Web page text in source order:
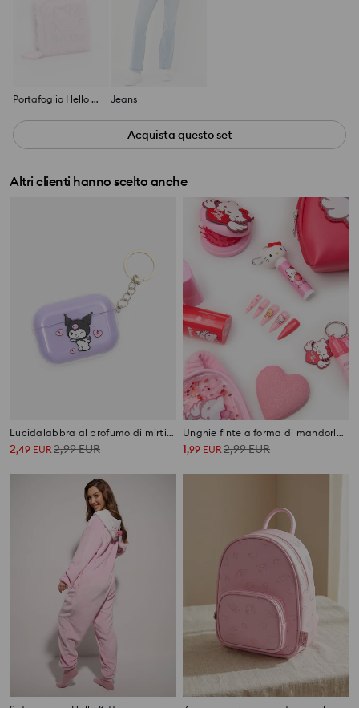
Portafoglio Hello Kitty Jeans
Acquista questo set
Altri clienti hanno scelto anche
Lucidalabbra al profumo di mirtillo in astuccio Kuromi
2,49 EUR2,99EUR
Unghie finte a forma di mandorla Hello Kitty
1,99 EUR2,99EUR